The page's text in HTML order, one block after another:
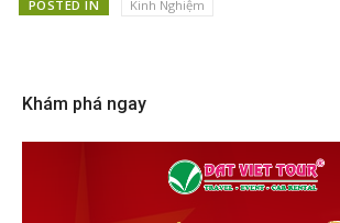
POSTED IN Kinh Nghiệm
Khám phá ngay